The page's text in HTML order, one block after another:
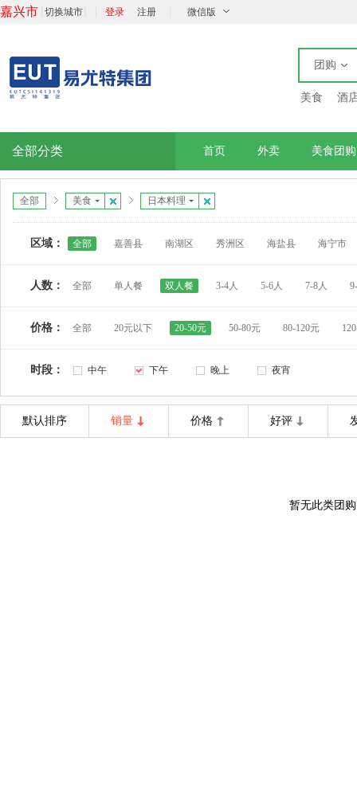
嘉兴市 切换城市 登录 注册 微信版
团购
美食 酒
全部分类 首页 外卖 美食团购
全部 美食 日本料理
区域： 全部 嘉善县 南湖区 秀洲区 海盐县 海宁市
人数： 全部 单人餐 双人餐 3-4人 5-6人 7-8人
价格： 全部 20元以下 20-50元 50-80元 80-120元
时段： 中午 下午 晚上 夜宵
默认排序 销量 价格 好评
暂无此类团